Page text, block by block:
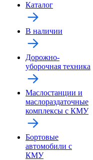
Каталог
В наличии
Дорожно-
уборочная техника
Маслостанции и
маслораздаточные
комплексы с КМУ
Бортовые
автомобили с
КМУ